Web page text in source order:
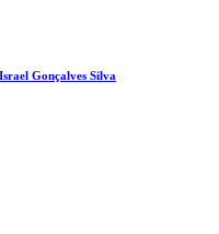
Gonçalves Silva